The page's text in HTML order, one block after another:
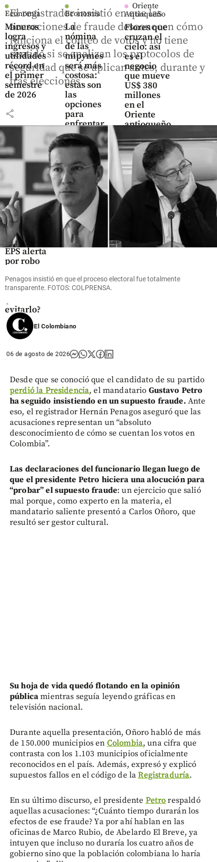
Economía
Mineros
logra
ingresos y
utilidades
récord en
el primer
semestre
de 2026
share
Economía
La
nómina
de las
mipymes
será más
costosa:
estas son
las
opciones
para
enfrentar
el
impacto
share
Oriente
Antioqueño
Flores que
cruzan el
cielo: así
es el
negocio
que mueve
US$ 380
millones
en el
Oriente
antioqueño
share
Colombia
¡Ojo!
Famisanar
EPS alerta
por robo
sus
pacientes,
evitarlo?
share
El registrador insistió en que las
acusaciones de fraude desconocen cómo
funciona el conteo de votos y no tiene
sentido si se analizan los protocolos de
seguridad que se aplican antes, durante y
tras elecciones.
Penagos insistió en que el proceso electoral fue totalmente
transparente. FOTOS: COLPRENSA.
El Colombiano
06 de agosto de 2026
Desde que se conoció que el candidato de su partido
perdió la Presidencia, el mandatario Gustavo Petro
ha seguido insistiendo en un supuesto fraude. Ante
eso, el registrador Hernán Penagos aseguró que las
acusaciones representan un “absoluto
desconocimiento de cómo se cuentan los votos en
Colombia”.
Las declaraciones del funcionario llegan luego de
que el presidente Petro hiciera una alocución para
“probar” el supuesto fraude: un ejercicio que salió
mal porque, como experto en la materia, el
mandatario saliente presentó a Carlos Oñoro, que
resultó ser gestor cultural.
Su hoja de vida quedó flotando en la opinión
públicamientras seguía leyendo gráficas en
televisión nacional.
Durante aquella presentación, Oñoro habló de más
de 150.000 municipios en Colombia, una cifra que
contrasta con los 1.103 municipios oficialmente
reconocidos en el país. Además, expresó y explicó
supuestos fallos en el código de laRegistraduría.
En su último discurso, el presidente Petrorespaldó
aquellas acusaciones: “¿Cuánto tiempo durarán los
efectos de ese fraude? Ya por ahí hablan en las
oficinas de Marco Rubio, de Abelardo El Breve, ya
intuyen que incluso no duraría los cuatro años de
gobierno sino que la población colombiana lo haría